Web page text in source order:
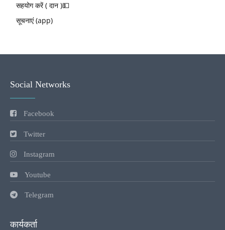
सहयोग करें ( दान )💵
सूचनाएं (app)
Social Networks
Facebook
Twitter
Instagram
Youtube
Telegram
कार्यकर्ता